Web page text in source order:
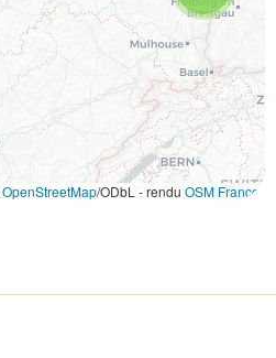
OpenStreetMap/ODbL - rendu OSM France